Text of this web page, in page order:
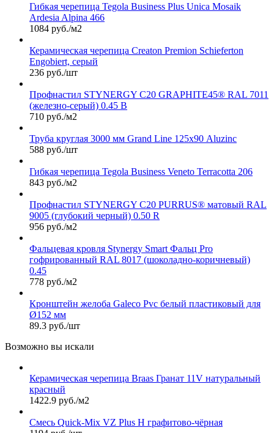
Гибкая черепица Tegola Business Plus Unica Mosaik
Ardesia Alpina 466
1084 руб./м2
Керамическая черепица Сreaton Premion Schieferton
Engobiert, серый
236 руб./шт
Профнастил STYNERGY С20 GRAPHITE45® RAL 7011
(железно-серый) 0.45 B
710 руб./м2
Труба круглая 3000 мм Grand Line 125х90 Aluzinc
588 руб./шт
Гибкая черепица Tegola Business Veneto Terracotta 206
843 руб./м2
Профнастил STYNERGY С20 PURRUS® матовый RAL
9005 (глубокий черный) 0.50 R
956 руб./м2
Фальцевая кровля Stynergy Smart Фальц Pro
гофрированный RAL 8017 (шоколадно-коричневый)
0.45
778 руб./м2
Кронштейн желоба Galeco Pvc белый пластиковый для
Ø152 мм
89.3 руб./шт
Возможно вы искали
Керамическая черепица Braas Гранат 11V натуральный
красный
1422.9 руб./м2
Смесь Quick-Mix VZ Plus H графитово-чёрная